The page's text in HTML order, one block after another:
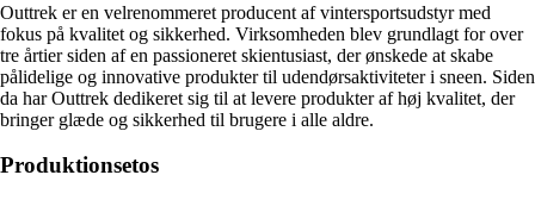
Outtrek er en velrenommeret producent af vintersportsudstyr med
fokus på kvalitet og sikkerhed. Virksomheden blev grundlagt for over
tre årtier siden af ​​en passioneret skientusiast, der ønskede at skabe
pålidelige og innovative produkter til udendørsaktiviteter i sneen. Siden
da har Outtrek dedikeret sig til at levere produkter af høj kvalitet, der
bringer glæde og sikkerhed til brugere i alle aldre.
Produktionsetos